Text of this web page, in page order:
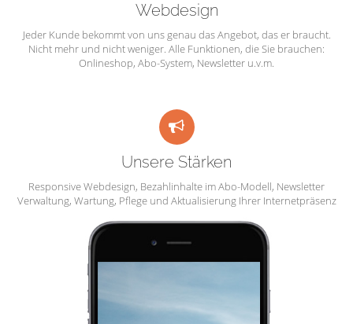
Webdesign
Jeder Kunde bekommt von uns genau das Angebot, das er braucht.
Nicht mehr und nicht weniger. Alle Funktionen, die Sie brauchen:
Onlineshop, Abo-System, Newsletter u.v.m.
Unsere Stärken
Responsive Webdesign, Bezahlinhalte im Abo-Modell, Newsletter
Verwaltung, Wartung, Pflege und Aktualisierung Ihrer Internetpräsenz